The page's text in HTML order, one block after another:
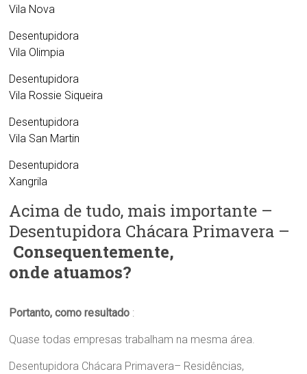
Vila Nova
Desentupidora
Vila Olimpia
Desentupidora
Vila Rossie Siqueira
Desentupidora
Vila San Martin
Desentupidora
Xangrila
Acima de tudo, mais importante –
Desentupidora Chácara Primavera –
Consequentemente,
onde atuamos?
Portanto, como resultado :
Quase todas empresas trabalham na mesma área.
Desentupidora Chácara Primavera– Residências,